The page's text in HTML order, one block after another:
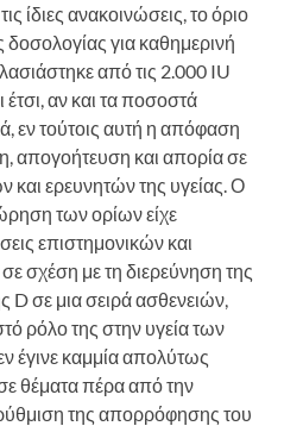
ίδιες ανακοινώσεις, το όριο
δοσολογίας για καθημερινή
από τις 2.000 IU
αν και τα ποσοστά
εν τούτοις αυτή η απόφαση
απογοήτευση και απορία σε
και ερευνητών της υγείας. Ο
των ορίων είχε
επιστημονικών και
σχέση με τη διερεύνηση της
D σε μια σειρά ασθενειών,
ρόλο της στην υγεία των
έγινε καμμία απολύτως
θέματα πέρα από την
της απορρόφησης του